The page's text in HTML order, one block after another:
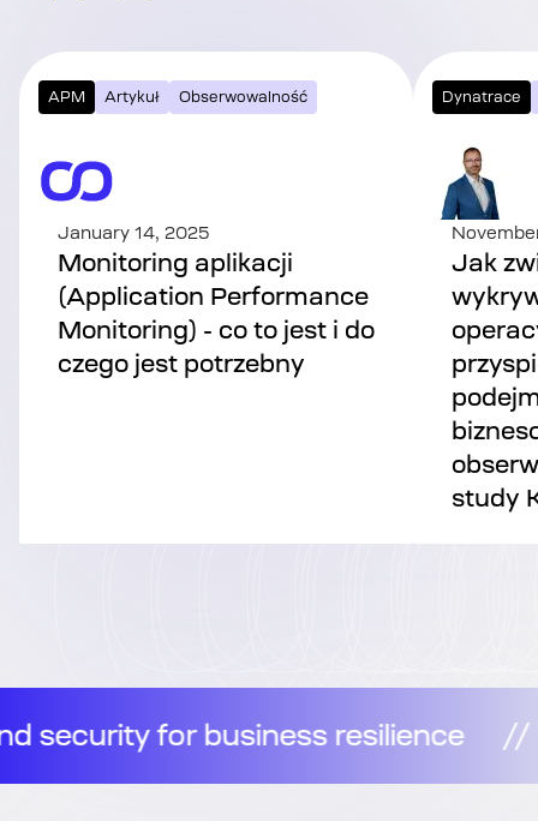
APM Artykuł Obserwowalność
January 14, 2025
Monitoring aplikacji
(Application Performance
Monitoring) - co to jest i do
czego jest potrzebny
Dynatrace
Jak
study
Observability and security for